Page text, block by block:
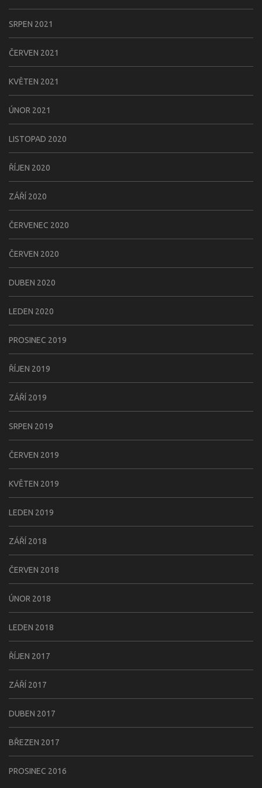
SRPEN 2021
ČERVEN 2021
KVĚTEN 2021
ÚNOR 2021
LISTOPAD 2020
ŘÍJEN 2020
ZÁŘÍ 2020
ČERVENEC 2020
ČERVEN 2020
DUBEN 2020
LEDEN 2020
PROSINEC 2019
ŘÍJEN 2019
ZÁŘÍ 2019
SRPEN 2019
ČERVEN 2019
KVĚTEN 2019
LEDEN 2019
ZÁŘÍ 2018
ČERVEN 2018
ÚNOR 2018
LEDEN 2018
ŘÍJEN 2017
ZÁŘÍ 2017
DUBEN 2017
BŘEZEN 2017
PROSINEC 2016